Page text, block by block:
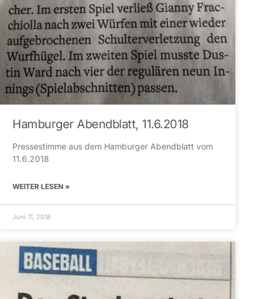
Hamburger Abendblatt, 11.6.2018
Pressestimme aus dem Hamburger Abendblatt vom
11.6.2018
WEITER LESEN »
Juni 11, 2018